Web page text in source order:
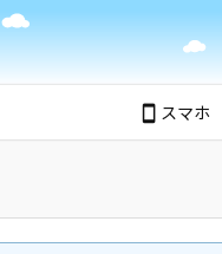
smartphone スマホ